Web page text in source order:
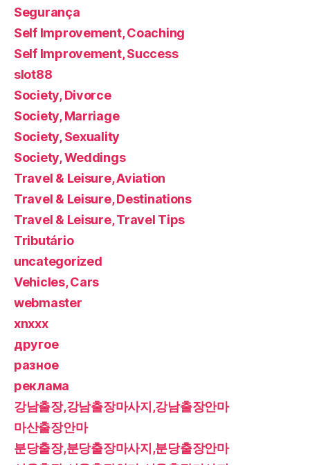
Segurança
Self Improvement, Coaching
Self Improvement, Success
slot88
Society, Divorce
Society, Marriage
Society, Sexuality
Society, Weddings
Travel & Leisure, Aviation
Travel & Leisure, Destinations
Travel & Leisure, Travel Tips
Tributário
uncategorized
Vehicles, Cars
webmaster
xnxxx
другое
разное
реклама
강남출장,강남출장마사지,강남출장안마
마산출장안마
분당출장,분당출장마사지,분당출장안마